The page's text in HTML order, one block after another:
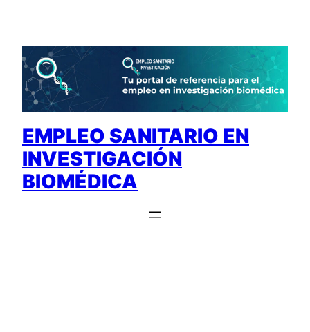
contenido
EMPLEO SANITARIO EN
INVESTIGACIÓN
BIOMÉDICA